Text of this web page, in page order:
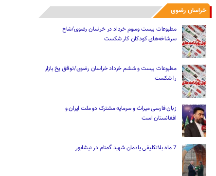
خراسان رضوی
مطبوعات بیست وسوم خرداد در خراسان رضوی/شاخ
سرشاخه‌های کودکان کار شکست
مطبوعات بیست و ششم خرداد خراسان رضوی/توافق یخ بازار
را شکست
زبان فارسی میراث و سرمایه مشترک دو ملت ایران و
افغانستان است
7 ماه بلاتکلیفی یادمان شهید گمنام در نیشابور